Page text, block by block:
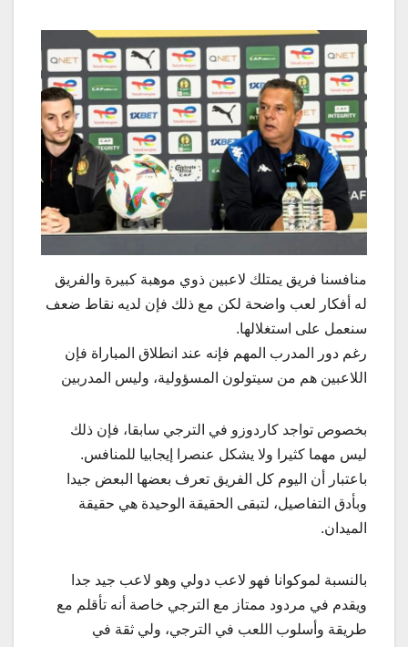
منافسنا فريق يمتلك لاعبين ذوي موهبة كبيرة والفريق
له أفكار لعب واضحة لكن مع ذلك فإن لديه نقاط ضعف
سنعمل على استغلالها.
رغم دور المدرب المهم فإنه عند انطلاق المباراة فإن
اللاعبين هم من سيتولون المسؤولية، وليس المدربين
بخصوص تواجد كاردوزو في الترجي سابقا، فإن ذلك
ليس مهما كثيرا ولا يشكل عنصرا إيجابيا للمنافس.
باعتبار أن اليوم كل الفريق تعرف بعضها البعض جيدا
وبأدق التفاصيل، لتبقى الحقيقة الوحيدة هي حقيقة
الميدان.
بالنسبة لموكوانا فهو لاعب دولي وهو لاعب جيد جدا
ويقدم في مردود ممتاز مع الترجي خاصة أنه تأقلم مع
طريقة وأسلوب اللعب في الترجي، ولي ثقة في